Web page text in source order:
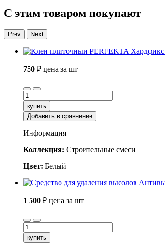
С этим товаром покупают
Prev Next
750 ₽ цена за шт
купить
Добавить в сравнение
Информация
Коллекция: Строительные смеси
Цвет: Белый
1 500 ₽ цена за шт
купить